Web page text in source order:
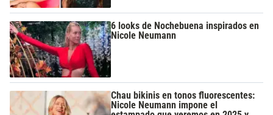
6 looks de Nochebuena inspirados en
Nicole Neumann
Chau bikinis en tonos fluorescentes:
Nicole Neumann impone el